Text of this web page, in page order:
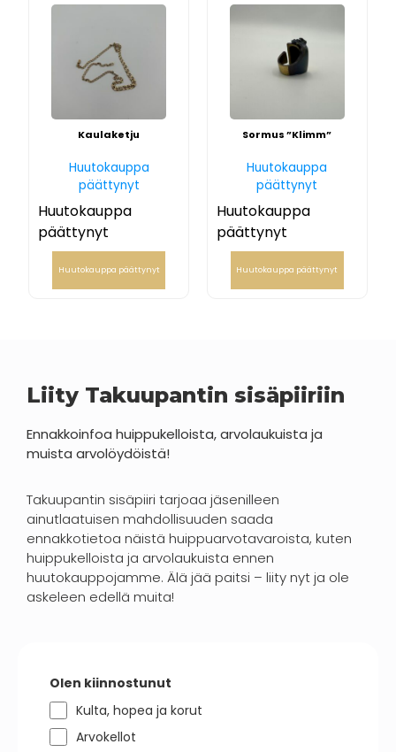
Kaulaketju
Huutokauppa
päättynyt
Huutokauppa
päättynyt
Huutokauppa päättynyt
Sormus ”Klimm”
Huutokauppa
päättynyt
Huutokauppa
päättynyt
Huutokauppa päättynyt
Liity Takuupantin sisäpiiriin
Ennakkoinfoa huippukelloista, arvolaukuista ja
muista arvolöydöistä!
Takuupantin sisäpiiri tarjoaa jäsenilleen
ainutlaatuisen mahdollisuuden saada
ennakkotietoa näistä huippuarvotavaroista, kuten
huippukelloista ja arvolaukuista ennen
huutokauppojamme. Älä jää paitsi – liity nyt ja ole
askeleen edellä muita!
Olen kiinnostunut
Kulta, hopea ja korut
Arvokellot